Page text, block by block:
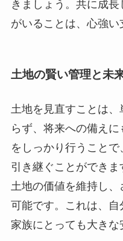
きましょう。共に成
がいることは、心強い
土地の賢い管理と未
土地を見直すことは、
らず、将来への備え
をしっかり行うこと
引き継ぐことができま
土地の価値を維持し
可能です。これは、自
家族にとっても大きな